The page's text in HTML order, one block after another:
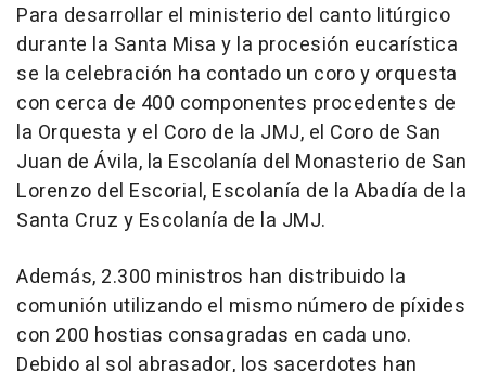
Para desarrollar el ministerio del canto litúrgico
durante la Santa Misa y la procesión eucarística
se la celebración ha contado un coro y orquesta
con cerca de 400 componentes procedentes de
la Orquesta y el Coro de la JMJ, el Coro de San
Juan de Ávila, la Escolanía del Monasterio de San
Lorenzo del Escorial, Escolanía de la Abadía de la
Santa Cruz y Escolanía de la JMJ.
Además, 2.300 ministros han distribuido la
comunión utilizando el mismo número de píxides
con 200 hostias consagradas en cada uno.
Debido al sol abrasador, los sacerdotes han